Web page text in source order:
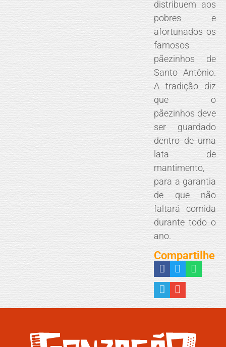
distribuem aos
pobres e
afortunados os
famosos
pãezinhos de
Santo Antônio.
A tradição diz
que o
pãezinhos deve
ser guardado
dentro de uma
lata de
mantimento,
para a garantia
de que não
faltará comida
durante todo o
ano.
Compartilhe